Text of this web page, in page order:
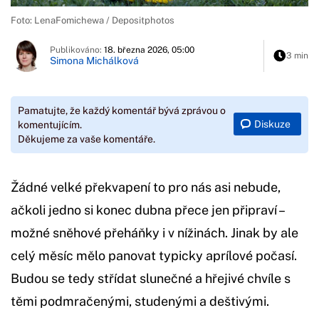
Foto: LenaFomichewa / Depositphotos
Publikováno: 18. března 2026, 05:00
Simona Michálková 3 min
Pamatujte, že každý komentář bývá zprávou o
komentujícím.
Děkujeme za vaše komentáře.
Diskuze
Žádné velké překvapení to pro nás asi nebude,
ačkoli jedno si konec dubna přece jen připraví –
možné sněhové přeháňky i v nížinách. Jinak by ale
celý měsíc mělo panovat typicky aprílové počasí.
Budou se tedy střídat slunečné a hřejivé chvíle s
těmi podmračenými, studenými a deštivými.